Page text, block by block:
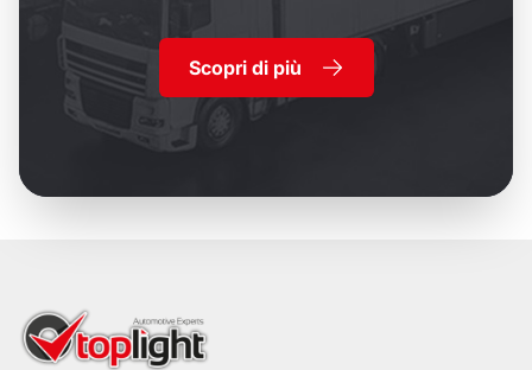
Scopri di più